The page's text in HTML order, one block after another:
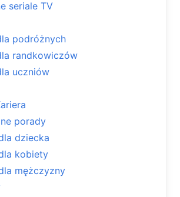
seriale TV
podróżnych
randkowiczów
uczniów
porady
dziecka
kobiety
mężczyzny